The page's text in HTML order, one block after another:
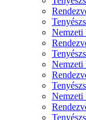
Nemzeti
Nemzeti
Nemzeti